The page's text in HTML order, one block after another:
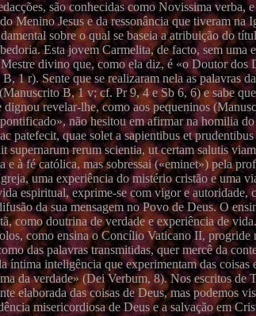
são conhecidas como Novissima
Menino Jesus e da ressonância que tiveram na
sobre o qual se baseia a atribuição do
Esta jovem Carmelita, de facto, sem
divino que, como ela diz, é «o Doutor
1 r). Sente que se realizaram nela as palavras
B, 1 v; cf. Pr 9, 4 e Sb 6, 6) e sabe
dignou revelar-lhe, como aos pequeninos
não hesitou em afirmar na homilia
patefecit, quae solet a sapientibus et
supernarum rerum scientia, ut certam salutis
e à fé católica, mas sobressai («eminet») pela
uma experiência do mistério cristão e uma
espiritual, exprime-se com vigor e autoridade,
da sua mensagem no Povo de Deus. O
como doutrina de verdade e experiência de
como ensina o Concílio Vaticano II,
das palavras transmitidas, quer mercê da
íntima inteligência que experimentam das coisas
da verdade» (Dei Verbum, 8). Nos escritos
elaborada das coisas de Deus, mas podemos
misericordiosa de Deus e a salvação em